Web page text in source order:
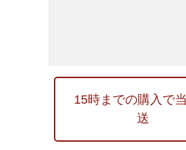
15時までの購入で
送